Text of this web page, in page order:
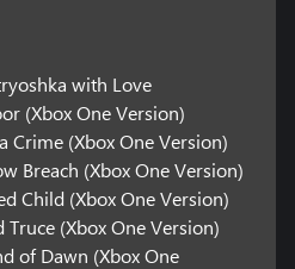
with Love
(Xbox One Version)
Crime (Xbox One Version)
Breach (Xbox One Version)
Child (Xbox One Version)
Truce (Xbox One Version)
of Dawn (Xbox One